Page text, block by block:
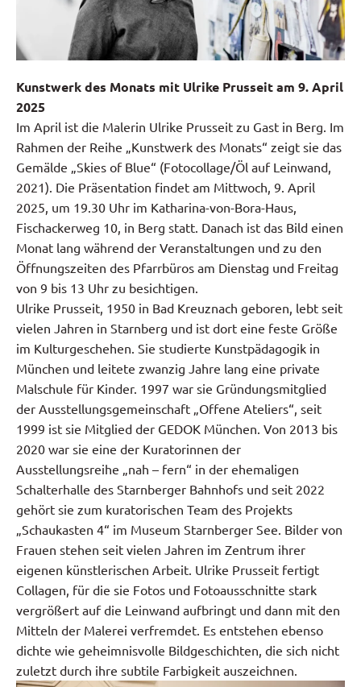
Kunstwerk des Monats mit Ulrike Prusseit am 9. April
2025
Im April ist die Malerin Ulrike Prusseit zu Gast in Berg. Im
Rahmen der Reihe „Kunstwerk des Monats“ zeigt sie das
Gemälde „Skies of Blue“ (Fotocollage/Öl auf Leinwand,
2021). Die Präsentation findet am Mittwoch, 9. April
2025, um 19.30 Uhr im Katharina-von-Bora-Haus,
Fischackerweg 10, in Berg statt. Danach ist das Bild einen
Monat lang während der Veranstaltungen und zu den
Öffnungszeiten des Pfarrbüros am Dienstag und Freitag
von 9 bis 13 Uhr zu besichtigen.
Ulrike Prusseit, 1950 in Bad Kreuznach geboren, lebt seit
vielen Jahren in Starnberg und ist dort eine feste Größe
im Kulturgeschehen. Sie studierte Kunstpädagogik in
München und leitete zwanzig Jahre lang eine private
Malschule für Kinder. 1997 war sie Gründungsmitglied
der Ausstellungsgemeinschaft „Offene Ateliers“, seit
1999 ist sie Mitglied der GEDOK München. Von 2013 bis
2020 war sie eine der Kuratorinnen der
Ausstellungsreihe „nah – fern“ in der ehemaligen
Schalterhalle des Starnberger Bahnhofs und seit 2022
gehört sie zum kuratorischen Team des Projekts
„Schaukasten 4“ im Museum Starnberger See. Bilder von
Frauen stehen seit vielen Jahren im Zentrum ihrer
eigenen künstlerischen Arbeit. Ulrike Prusseit fertigt
Collagen, für die sie Fotos und Fotoausschnitte stark
vergrößert auf die Leinwand aufbringt und dann mit den
Mitteln der Malerei verfremdet. Es entstehen ebenso
dichte wie geheimnisvolle Bildgeschichten, die sich nicht
zuletzt durch ihre subtile Farbigkeit auszeichnen.